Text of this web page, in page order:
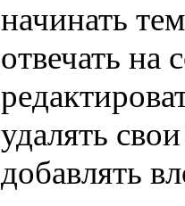
начинать
отвечать на
удалять
добавлять